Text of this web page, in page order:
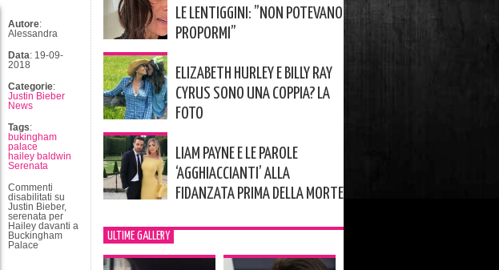
Autore:
Alessandra
Data: 19-09-
2018
Categorie:
Justin Bieber
News
Tags:
bukingham
palace
hailey baldwin
Serenata
Commenti
disabilitati su
Justin Bieber,
serenata per
Hailey davanti a
Buckingham
Palace
LE LENTIGGINI: ”NON POTEVANO
PROPORMI”
ELIZABETH HURLEY E BILLY RAY
CYRUS SONO UNA COPPIA? LA
FOTO
LIAM PAYNE E LE PAROLE
‘AGGHIACCIANTI’ ALLA
FIDANZATA PRIMA DELLA MORTE
ULTIME GALLERY